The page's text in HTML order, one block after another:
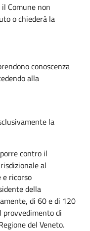
Comune non
o chiederà la
conoscenza
alla
la
contro il
al
ricorso
della
di 60 e di 120
provvedimento di
del Veneto.